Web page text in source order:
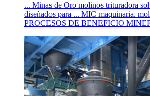
... Minas de Oro molinos trituradora
diseñados para ... MIC maquinaria.
PROCESOS DE BENEFICIO